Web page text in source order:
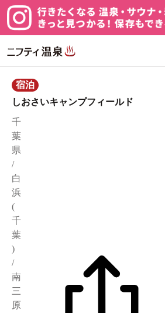
宿泊
しおさいキャンプフィールド
千
葉
県
/
白
浜
(
千
葉
)
/
南
三
原